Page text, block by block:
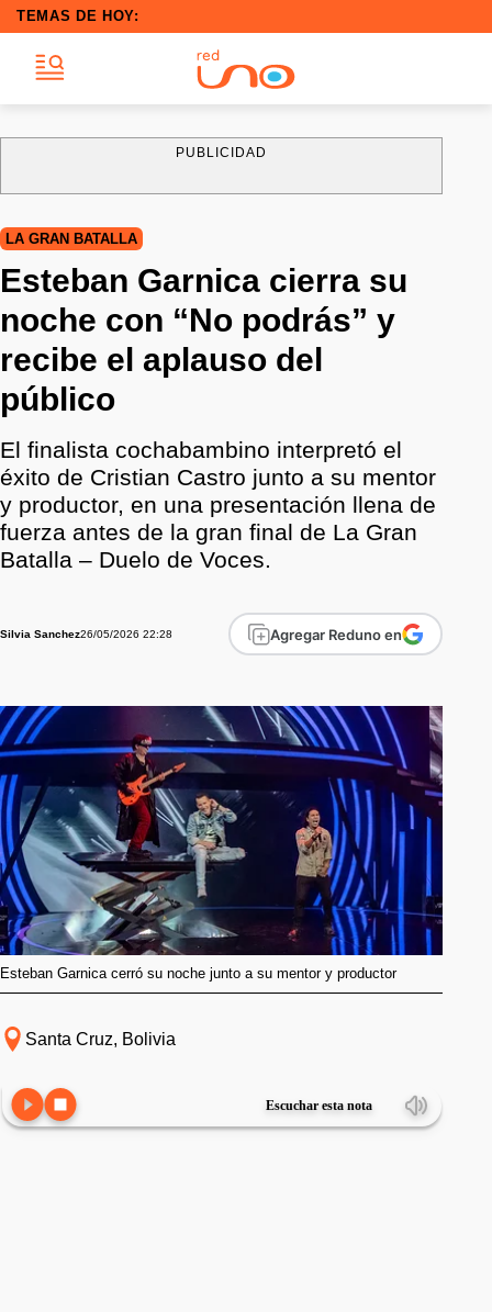
TEMAS DE HOY:
PUBLICIDAD
LA GRAN BATALLA
Esteban Garnica cierra su
noche con “No podrás” y
recibe el aplauso del
público
El finalista cochabambino interpretó el
éxito de Cristian Castro junto a su mentor
y productor, en una presentación llena de
fuerza antes de la gran final de La Gran
Batalla – Duelo de Voces.
Silvia Sanchez26/05/2026 22:28 Agregar Reduno en
Esteban Garnica cerró su noche junto a su mentor y productor
Santa Cruz, Bolivia
Escuchar esta nota